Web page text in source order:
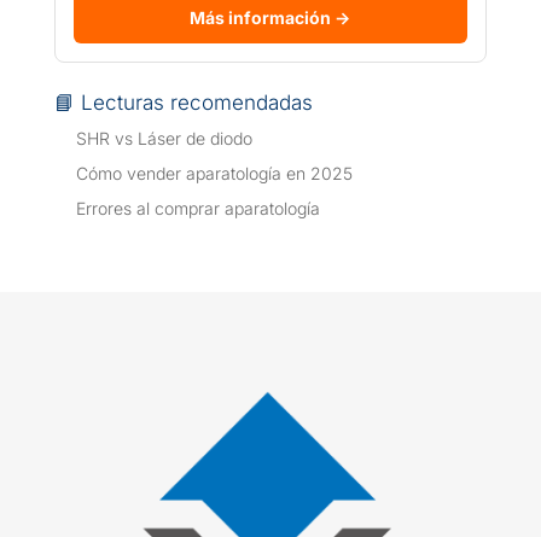
Más información →
📘 Lecturas recomendadas
SHR vs Láser de diodo
Cómo vender aparatología en 2025
Errores al comprar aparatología